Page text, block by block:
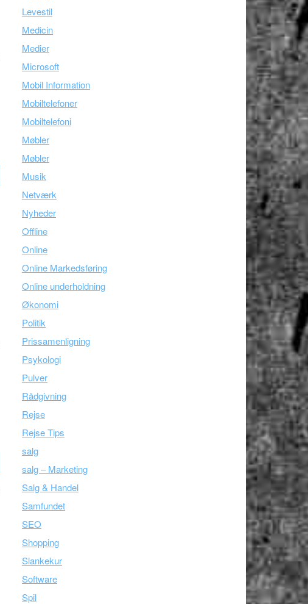
Levestil
Medicin
Medier
Microsoft
Mobil Information
Mobiltelefoner
Mobiltelefoni
Møbler
Møbler
Musik
Netværk
Nyheder
Offline
Online
Online Markedsføring
Online underholdning
Økonomi
Politik
Prissamenligning
Psykologi
Pulver
Rådgivning
Rejse
Rejse Tips
salg
salg – Marketing
Salg & Handel
Samfundet
SEO
Shopping
Slankekur
Software
Spil